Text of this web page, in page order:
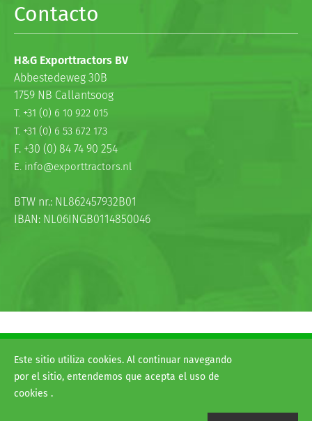
Contacto
H&G Exporttractors BV
Abbestedeweg 30B
1759 NB Callantsoog
T. +31 (0) 6 10 922 015
T. +31 (0) 6 53 672 173
F. +30 (0) 84 74 90 254
E. info@exporttractors.nl
BTW nr.: NL862457932B01
IBAN: NL06INGB0114850046
© 2026
H&G exporttractors
Términos y condiciones
Este sitio utiliza cookies. Al continuar navegando
por el sitio, entendemos que acepta el uso de
cookies .